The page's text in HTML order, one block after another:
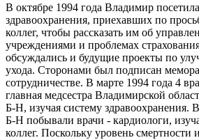
В октябре 1994 года Владимир
здравоохранения, приехавших по
коллег, чтобы рассказать им об
учреждениями и проблемах
обсуждались и будущие проекты по
ухода. Сторонами был подписан
сотрудничестве. В марте 1994 года 4
главная медсестра Владимирской
Б-Н, изучая систему здравоохранения.
Б-Н побывали врачи - кардиологи,
коллег. Поскольку уровень смертности